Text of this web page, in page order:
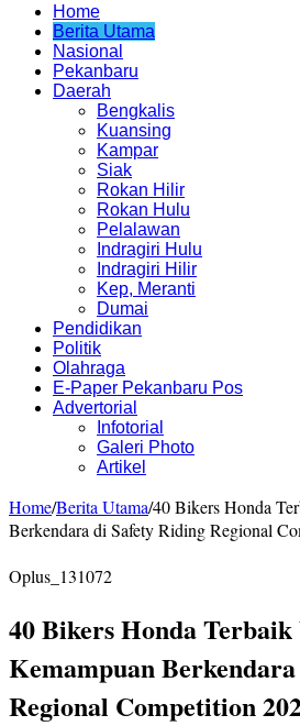
Home
Berita Utama
Nasional
Pekanbaru
Daerah
Bengkalis
Kuansing
Kampar
Siak
Rokan Hilir
Rokan Hulu
Pelalawan
Indragiri Hulu
Indragiri Hilir
Kep, Meranti
Dumai
Pendidikan
Politik
Olahraga
E-Paper Pekanbaru Pos
Advertorial
Infotorial
Galeri Photo
Artikel
Home/Berita Utama/40 Bikers Honda
Berkendara di Safety Riding Regional
Oplus_131072
40 Bikers Honda
Kemampuan
Regional Competition